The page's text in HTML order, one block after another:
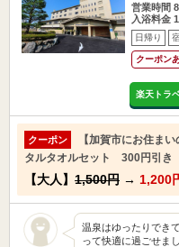
営業時間
入浴料金
日帰り
クーポン
楽天トラ
クーポン
【加賀市にお住ま
タルタオルセット 300円引き
【大人】 1,500円 → 1,200
温泉はゆったりでき
って快適に過ごせま